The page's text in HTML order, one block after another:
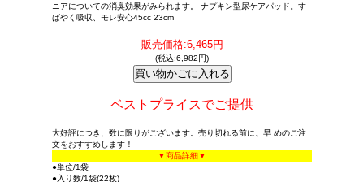
ニアについての消臭効果がみられます。 ナプキン型尿ケアパッド。す
ばやく吸収、モレ安心45cc 23cm
販売価格:6,465円
(税込:6,982円)
ベストプライスでご提供
大好評につき、数に限りがございます。売り切れる前に、早 めのご注
文をおすすめします！
▼商品詳細▼
●単位/1袋
●入り数/1袋(22枚)